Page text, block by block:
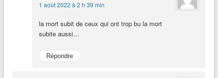
1 août 2022 à 2 h 39 min
la mort subit de ceux qui ont trop bu la mort
subite aussi…
Répondre